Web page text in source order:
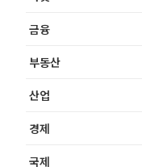
금융
부동산
산업
경제
국제